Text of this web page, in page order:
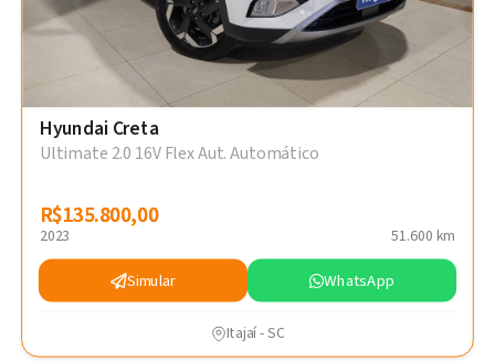
Hyundai Creta
Ultimate 2.0 16V Flex Aut. Automático
R$135.800,00
R$135.800,00
2023 51.600 km
Simular WhatsApp
Itajaí - SC